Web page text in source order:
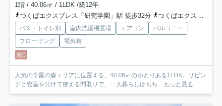
1階 / 40.06㎡ / 1LDK /築12年
つくばエクスプレス「研究学園」駅 徒歩32分
つくばエクスプレス「つくば」駅 徒歩53分
バス・トイレ別 室内洗濯機置場 エアコン
バルコニー
フローリング
電気有
敷0
人気の学園の森エリアに位置する、40.06㎡のゆとりある1LDK。リビン
グと寝室を分けて使える間取りで、一人暮らしはもち... もっと見る